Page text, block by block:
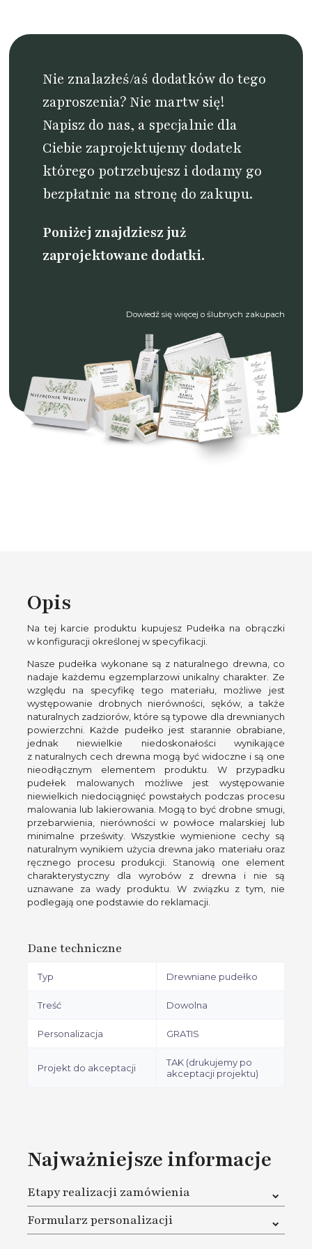
Nie znalazłeś/aś dodatków do tego
zaproszenia? Nie martw się!
Napisz do nas, a specjalnie dla
Ciebie zaprojektujemy dodatek
którego potrzebujesz i dodamy go
bezpłatnie na stronę do zakupu.
Poniżej znajdziesz już
zaprojektowane dodatki.
Dowiedź się więcej o ślubnych zakupach
Opis
Na tej karcie produktu kupujesz Pudełka na obrączki
w konfiguracji określonej w specyfikacji.
Nasze pudełka wykonane są z naturalnego drewna, co
nadaje każdemu egzemplarzowi unikalny charakter. Ze
względu na specyfikę tego materiału, możliwe jest
występowanie drobnych nierówności, sęków, a także
naturalnych zadziorów, które są typowe dla drewnianych
powierzchni. Każde pudełko jest starannie obrabiane,
jednak niewielkie niedoskonałości wynikające
z naturalnych cech drewna mogą być widoczne i są one
nieodłącznym elementem produktu. W przypadku
pudełek malowanych możliwe jest występowanie
niewielkich niedociągnięć powstałych podczas procesu
malowania lub lakierowania. Mogą to być drobne smugi,
przebarwienia, nierówności w powłoce malarskiej lub
minimalne prześwity. Wszystkie wymienione cechy są
naturalnym wynikiem użycia drewna jako materiału oraz
ręcznego procesu produkcji. Stanowią one element
charakterystyczny dla wyrobów z drewna i nie są
uznawane za wady produktu. W związku z tym, nie
podlegają one podstawie do reklamacji.
Dane techniczne
Typ Drewniane pudełko
Treść Dowolna
Personalizacja GRATIS
Projekt do akceptacji
TAK (drukujemy po
akceptacji projektu)
Najważniejsze informacje
Etapy realizacji zamówienia
1. W pierwszej kolejności musisz dokonać zakupu na
naszej stronie oraz dokonać płatności za zamówienie
2. Na karcie produktu pod przyciskiem Dodaj do koszyka
Formularz personalizacji
W cenie masz pełną personalizację. Gdy już zamówisz,